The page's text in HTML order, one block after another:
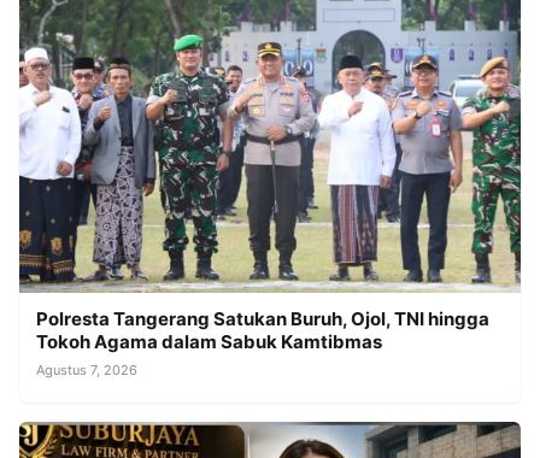
Polresta Tangerang Satukan Buruh, Ojol, TNI hingga
Tokoh Agama dalam Sabuk Kamtibmas
Agustus 7, 2026